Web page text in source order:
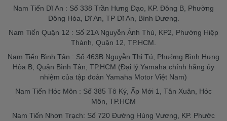
Nam Tiến Dĩ An : Số 338 Trần Hưng Đạo, KP. Đông B, Phường
Đông Hòa, Dĩ An, TP Dĩ An, Bình Dương.
Nam Tiến Quận 12 : Số 21A Nguyễn Ảnh Thủ, KP2, Phường Hiệp
Thành, Quận 12, TP.HCM.
Nam Tiến Bình Tân : Số 463B Nguyễn Thị Tú, Phường Bình Hưng
Hòa B, Quận Bình Tân, TP.HCM (Đại lý Yamaha chính hãng ủy
nhiệm của tập đoàn Yamaha Motor Việt Nam)
Nam Tiến Hóc Môn : Số 385 Tô Ký, Ấp Mới 1, Tân Xuân, Hóc
Môn, TP.HCM
Nam Tiến Nhơn Trạch: Số 720 Đường Hùng Vương, KP. Phước